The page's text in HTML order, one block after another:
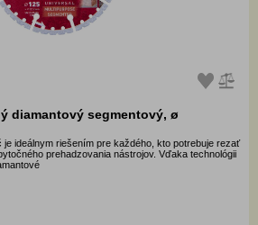
diamantový segmentový, ø
ideálnym riešením pre každého, kto potrebuje rezať
prehadzovania nástrojov. Vďaka technológii